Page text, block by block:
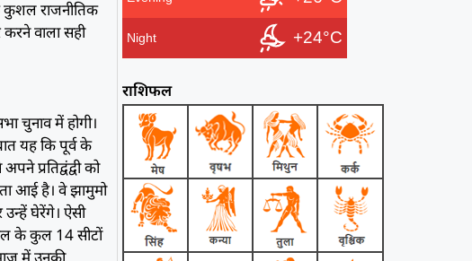
कुशल राजनीतिक
वाला सही
चुनाव में होगी।
यह कि पूर्व के
प्रतिद्वंद्वी को
आई है। वे झामुमो
घेरेंगे। ऐसी
के कुल 14 सीटों
में उनकी
Night +24°C
राशिफल